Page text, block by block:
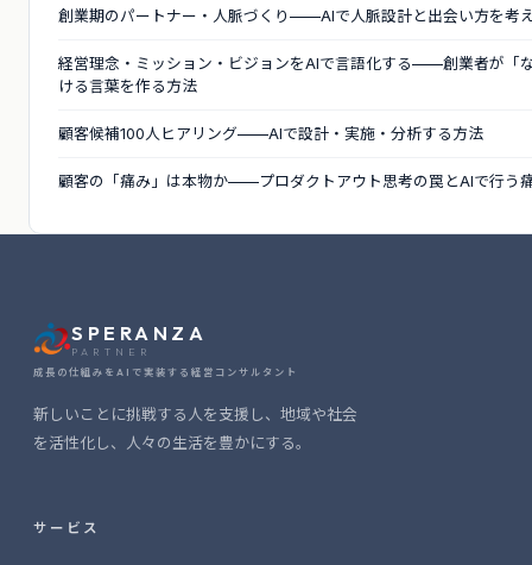
創業期のパートナー・人脈づくり——AIで人脈設計と出会い方を考
経営理念・ミッション・ビジョンをAIで言語化する——創業者が「
ける言葉を作る方法
顧客候補100人ヒアリング——AIで設計・実施・分析する方法
顧客の「痛み」は本物か——プロダクトアウト思考の罠とAIで行う
SPERANZA
PARTNER
成長の仕組みをAIで実装する経営コンサルタント
新しいことに挑戦する人を支援し、地域や社会
を活性化し、人々の生活を豊かにする。
サービス